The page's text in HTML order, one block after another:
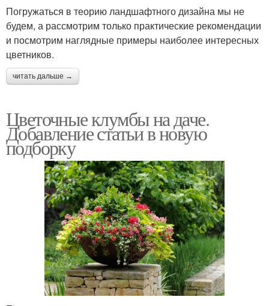
Погружаться в теорию ландшафтного дизайна мы не
будем, а рассмотрим только практические рекомендации
и посмотрим наглядные примеры наиболее интересных
цветников.
читать дальше →
Цветочные клумбы на даче.
Добавление статьи в новую
подборку